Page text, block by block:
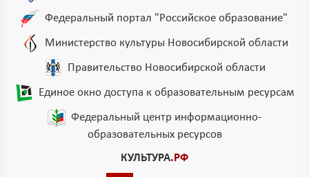
Федеральный портал "Российское образование"
Министерство культуры Новосибирской области
Правительство Новосибирской области
Единое окно доступа к образовательным ресурсам
Федеральный центр информационно-
образовательных ресурсов
КУЛЬТУРА.РФ